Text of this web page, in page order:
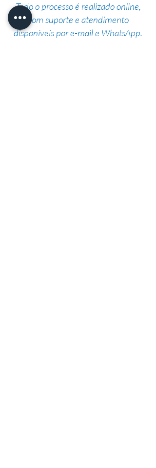
Todo o processo é realizado online,
com suporte e atendimento
disponíveis por e-mail e WhatsApp.